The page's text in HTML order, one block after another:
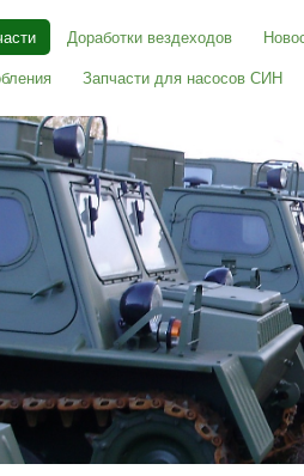
Доработки вездеходов
Запчасти для насосов СИН